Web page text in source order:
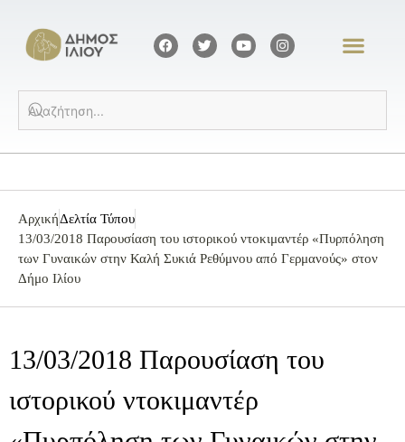
ΑρχικήΔελτία Τύπου
13/03/2018 Παρουσίαση του ιστορικού ντοκιμαντέρ «Πυρπόληση
των Γυναικών στην Καλή Συκιά Ρεθύμνου από Γερμανούς» στον
Δήμο Ιλίου
13/03/2018 Παρουσίαση του
ιστορικού ντοκιμαντέρ